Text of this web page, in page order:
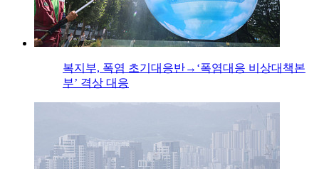
복지부, 폭염 초기대응반→‘폭염대응 비상대책본
부’ 격상 대응